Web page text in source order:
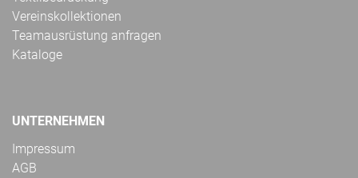
Vereinskollektionen
Teamausrüstung anfragen
Kataloge
UNTERNEHMEN
Impressum
AGB